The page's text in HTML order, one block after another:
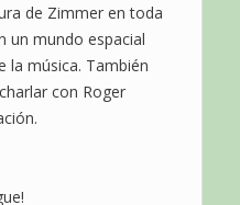
de Zimmer en toda
un mundo espacial
la música. También
con Roger